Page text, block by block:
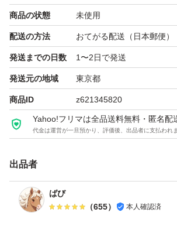
商品の状態 未使用
配送の方法 おてがる配送（日本郵便）
発送までの日数 1〜2日で発送
発送元の地域 東京都
商品ID z621345820
Yahoo!フリマは全品送料無料・匿名配
代金は運営が一旦預かり、評価後、出品者に支払われ
出品者
ばび
（655） 本人確認済